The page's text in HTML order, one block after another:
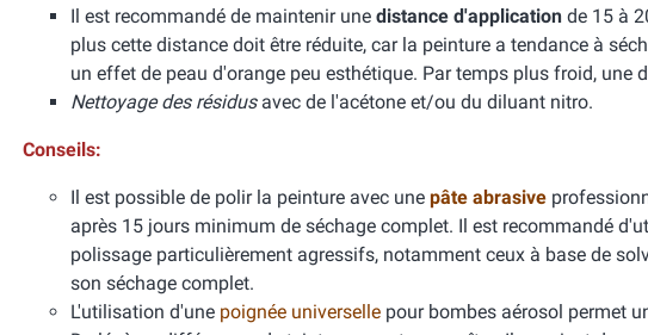
Il est recommandé de maintenir une distance d'application de 15 à
plus cette distance doit être réduite, car la peinture a tendance à
un effet de peau d'orange peu esthétique. Par temps plus froid, une
Nettoyage des résidusavec de l'acétone et/ou du diluant nitro.
Conseils:
Il est possible de polir la peinture avec une pâte abrasive
après 15 jours minimum de séchage complet. Il est recommandé
polissage particulièrement agressifs, notamment ceux à base de
son séchage complet.
L'utilisation d'une poignée universelle pour bombes aérosol permet